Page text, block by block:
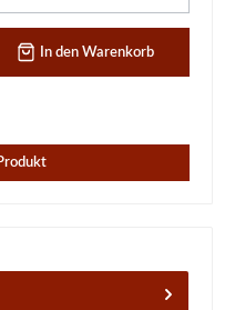
In den Warenkorb